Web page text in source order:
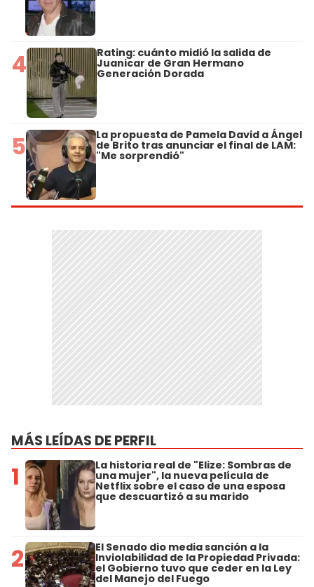
4 Rating: cuánto midió la salida de
Juanicar de Gran Hermano
Generación Dorada
5 La propuesta de Pamela David a Ángel
de Brito tras anunciar el final de LAM:
"Me sorprendió"
MÁS LEÍDAS DE PERFIL
1 La historia real de "Elize: Sombras de
una mujer", la nueva película de
Netflix sobre el caso de una esposa
que descuartizó a su marido
2 El Senado dio media sanción a la
Inviolabilidad de la Propiedad Privada:
el Gobierno tuvo que ceder en la Ley
del Manejo del Fuego